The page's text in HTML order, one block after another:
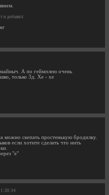
и добавил:
А по геймплею очень
только 3д. Хе - хе
можно скепать простенькую бродилку.
если хотите сделать что нить
"е"